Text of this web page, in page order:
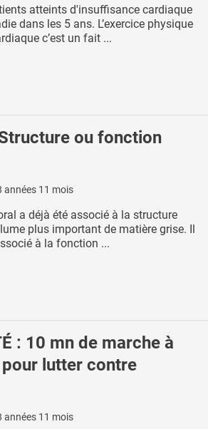
atteints d'insuffisance cardiaque
dans les 5 ans. L’exercice physique
c’est un fait ...
ou fonction
années 11 mois
a déjà été associé à la structure
plus important de matière grise. Il
à la fonction ...
: 10 mn de marche à
lutter contre
années 11 mois